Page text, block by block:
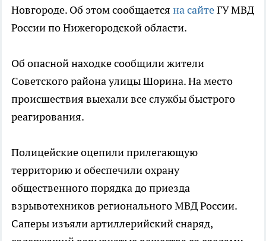
Новгороде. Об этом сообщается на сайтеГУ МВД
России по Нижегородской области.
Об опасной находке сообщили жители
Советского района улицы Шорина. На место
происшествия выехали все службы быстрого
реагирования.
Полицейские оцепили прилегающую
территорию и обеспечили охрану
общественного порядка до приезда
взрывотехников регионального МВД России.
Саперы изъяли артиллерийский снаряд,